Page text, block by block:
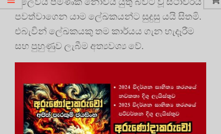
පවත්වාගෙන යාම ලේඛකයන්ට සුදුසු යයි සිතමි.
එබැවින් ලේඛකයකු තම කාර්යය ගැන හැදෑරීම
සහ පුහුණුව ලැබීම අත්‍යවශ්‍ය වේ.